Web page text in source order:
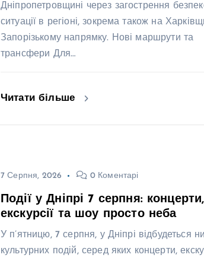
Дніпропетровщині через загострення
ситуації в регіоні, зокрема також на
Запорізькому напрямку. Нові маршрути та
трансфери Для…
Читати більше
7 Серпня, 2026 0 Коментарі
Події у Дніпрі 7 серпня: концерти,
екскурсії та шоу просто неба
У п’ятницю, 7 серпня, у Дніпрі відбудеться
культурних подій, серед яких концерти,